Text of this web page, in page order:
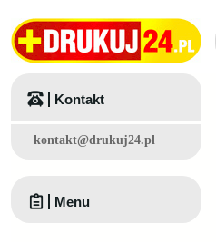
Kontakt
kontakt@drukuj24.pl
Menu